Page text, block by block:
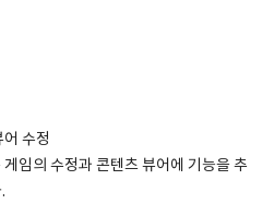
수정
임의 수정과 콘텐츠 뷰어에 기능을 추